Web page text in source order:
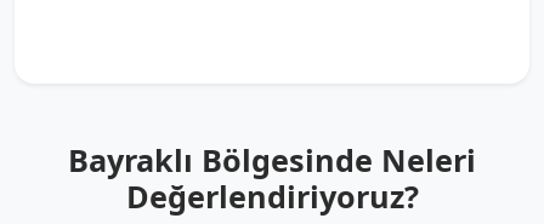
Bayraklı Bölgesinde Neleri
Değerlendiriyoruz?